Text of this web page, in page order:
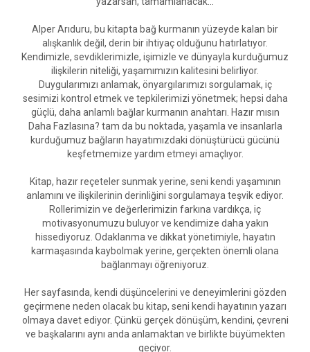
Alper Arıduru, bu kitapta bağ kurmanın yüzeyde kalan bir
alışkanlık değil, derin bir ihtiyaç olduğunu hatırlatıyor.
Kendimizle, sevdiklerimizle, işimizle ve dünyayla kurduğumuz
ilişkilerin niteliği, yaşamımızın kalitesini belirliyor.
Duygularımızı anlamak, önyargılarımızı sorgulamak, iç
sesimizi kontrol etmek ve tepkilerimizi yönetmek; hepsi daha
güçlü, daha anlamlı bağlar kurmanın anahtarı. Hazır mısın
Daha Fazlasına? tam da bu noktada, yaşamla ve insanlarla
kurduğumuz bağların hayatımızdaki dönüştürücü gücünü
keşfetmemize yardım etmeyi amaçlıyor.
Kitap, hazır reçeteler sunmak yerine, seni kendi yaşamının
anlamını ve ilişkilerinin derinliğini sorgulamaya teşvik ediyor.
Rollerimizin ve değerlerimizin farkına vardıkça, iç
motivasyonumuzu buluyor ve kendimize daha yakın
hissediyoruz. Odaklanma ve dikkat yönetimiyle, hayatın
karmaşasında kaybolmak yerine, gerçekten önemli olana
bağlanmayı öğreniyoruz.
Her sayfasında, kendi düşüncelerini ve deneyimlerini gözden
geçirmene neden olacak bu kitap, seni kendi hayatının yazarı
olmaya davet ediyor. Çünkü gerçek dönüşüm, kendini, çevreni
ve başkalarını aynı anda anlamaktan ve birlikte büyümekten
geçiyor.